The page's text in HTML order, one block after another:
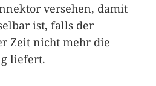
versehen, damit
ist, falls der
Zeit nicht mehr die
liefert.